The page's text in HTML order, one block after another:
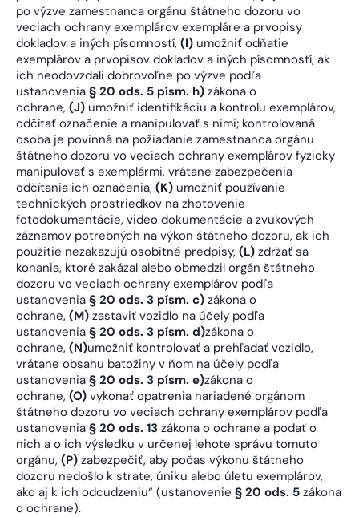
po výzve zamestnanca orgánu štátneho dozoru vo
veciach ochrany exemplárov exempláre a prvopisy
dokladov a iných písomností, (I) umožniť odňatie
exemplárov a prvopisov dokladov a iných písomností, ak
ich neodovzdali dobrovoľne po výzve podľa
ustanovenia § 20 ods. 5 písm. h) zákona o
ochrane, (J) umožniť identifikáciu a kontrolu exemplárov,
odčítať označenie a manipulovať s nimi; kontrolovaná
osoba je povinná na požiadanie zamestnanca orgánu
štátneho dozoru vo veciach ochrany exemplárov fyzicky
manipulovať s exemplármi, vrátane zabezpečenia
odčítania ich označenia, (K) umožniť používanie
technických prostriedkov na zhotovenie
fotodokumentácie, video dokumentácie a zvukových
záznamov potrebných na výkon štátneho dozoru, ak ich
použitie nezakazujú osobitné predpisy, (L) zdržať sa
konania, ktoré zakázal alebo obmedzil orgán štátneho
dozoru vo veciach ochrany exemplárov podľa
ustanovenia § 20 ods. 3 písm. c) zákona o
ochrane, (M) zastaviť vozidlo na účely podľa
ustanovenia § 20 ods. 3 písm. d)zákona o
ochrane, (N)umožniť kontrolovať a prehľadať vozidlo,
vrátane obsahu batožiny v ňom na účely podľa
ustanovenia § 20 ods. 3 písm. e)zákona o
ochrane, (O) vykonať opatrenia nariadené orgánom
štátneho dozoru vo veciach ochrany exemplárov podľa
ustanovenia § 20 ods. 13 zákona o ochrane a podať o
nich a o ich výsledku v určenej lehote správu tomuto
orgánu, (P) zabezpečiť, aby počas výkonu štátneho
dozoru nedošlo k strate, úniku alebo úletu exemplárov,
ako aj k ich odcudzeniu“ (ustanovenie § 20 ods. 5 zákona
o ochrane).